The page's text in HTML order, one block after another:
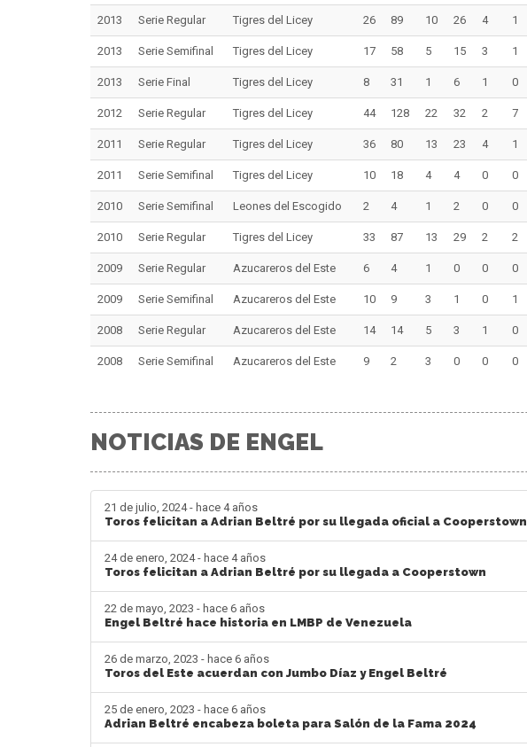
2013 Serie Regular Tigres del Licey 26 89 10 26 4 1
2013 Serie Semifinal Tigres del Licey 17 58 5 15 3 1
2013 Serie Final Tigres del Licey 8 31 1 6 1 0
2012 Serie Regular Tigres del Licey 44 128 22 32 2 7
2011 Serie Regular Tigres del Licey 36 80 13 23 4 1
2011 Serie Semifinal Tigres del Licey 10 18 4 4 0 0
2010 Serie Semifinal Leones del Escogido 2 4 1 2 0 0
2010 Serie Regular Tigres del Licey 33 87 13 29 2 2
2009 Serie Regular Azucareros del Este 6 4 1 0 0 0
2009 Serie Semifinal Azucareros del Este 10 9 3 1 0 1
2008 Serie Regular Azucareros del Este 14 14 5 3 1 0
2008 Serie Semifinal Azucareros del Este 9 2 3 0 0 0
NOTICIAS DE ENGEL
21 de julio, 2024 - hace 4 años
Toros felicitan a Adrian Beltré por su llegada oficial a Cooperstown
24 de enero, 2024 - hace 4 años
Toros felicitan a Adrian Beltré por su llegada a Cooperstown
22 de mayo, 2023 - hace 6 años
Engel Beltré hace historia en LMBP de Venezuela
26 de marzo, 2023 - hace 6 años
Toros del Este acuerdan con Jumbo Díaz y Engel Beltré
25 de enero, 2023 - hace 6 años
Adrian Beltré encabeza boleta para Salón de la Fama 2024